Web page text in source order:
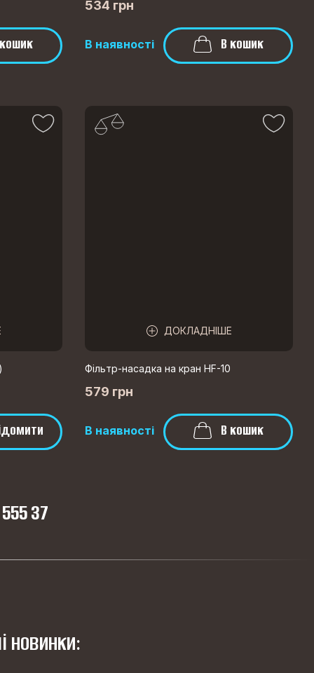
534 грн
В наявності В кошик
ДОКЛАДНІШЕ
Фільтр-насадка на кран HF-10
579 грн
В наявності В кошик
37
новинки: